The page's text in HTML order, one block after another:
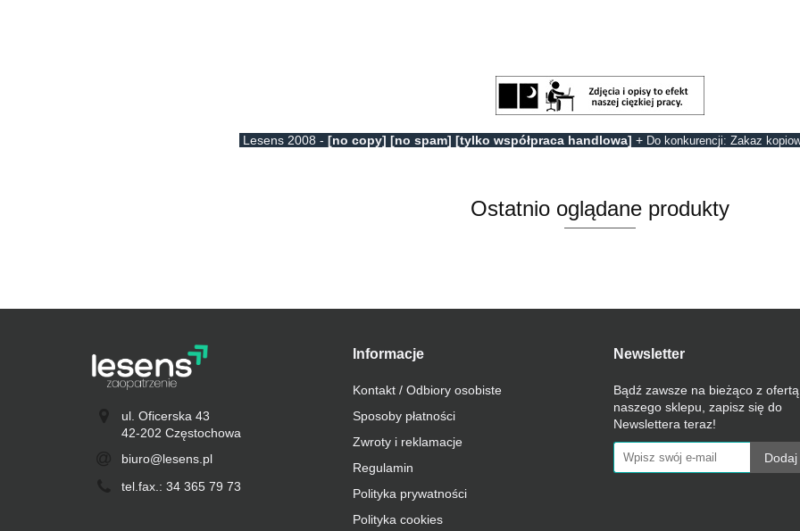
Lesens 2008 - [no copy] [no spam] [tylko współpraca handlowa] + Do konkurencji: Zakaz
Ostatnio oglądane produkty
ul. Oficerska 43
42-202 Częstochowa
biuro@lesens.pl
tel.fax.: 34 365 79 73
Informacje
Kontakt / Odbiory osobiste
Sposoby płatności
Zwroty i reklamacje
Regulamin
Polityka prywatności
Polityka cookies
Newsletter
Bądź zawsze na bieżąco z ofertą
naszego sklepu, zapisz się do
Newslettera teraz!